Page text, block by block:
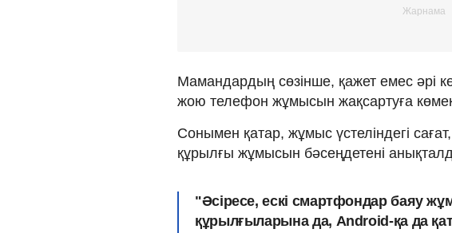
Мамандардың сөзінше, қажет емес әрі
жою телефон жұмысын жақсартуға
Сонымен қатар, жұмыс үстеліндегі
құрылғы жұмысын бәсеңдетені
"Әсіресе, ескі смартфондар баяу
құрылғыларына да, Android-қа да